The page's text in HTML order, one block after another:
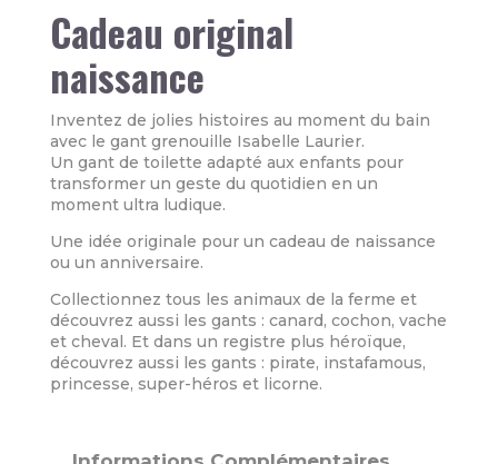
Cadeau original
naissance
Inventez de jolies histoires au moment du bain
avec le gant grenouille Isabelle Laurier.
Un gant de toilette adapté aux enfants pour
transformer un geste du quotidien en un
moment ultra ludique.
Une idée originale pour un cadeau de naissance
ou un anniversaire.
Collectionnez tous les animaux de la ferme et
découvrez aussi les gants : canard, cochon, vache
et cheval. Et dans un registre plus héroïque,
découvrez aussi les gants : pirate, instafamous,
princesse, super-héros et licorne.